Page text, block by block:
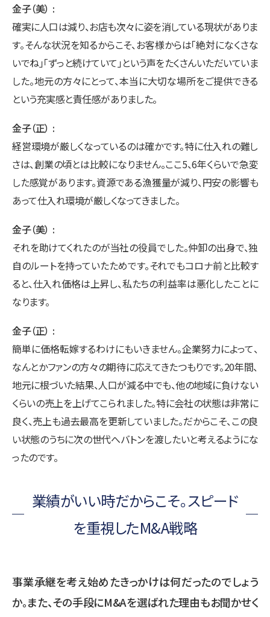
金子（美）
確実に人口は減り、お店も次々に姿を消している現状がありま
す。そんな状況を知るからこそ、お客様からは「絶対になくさな
いでね」「ずっと続けていて」という声をたくさんいただいていま
した。地元の方々にとって、本当に大切な場所をご提供できる
という充実感と責任感がありました。
金子（正）
経営環境が厳しくなっているのは確かです。特に仕入れの難し
さは、創業の頃とは比較になりません。ここ5、6年くらいで急変
した感覚があります。資源である漁獲量が減り、円安の影響も
あって仕入れ環境が厳しくなってきました。
金子（美）
それを助けてくれたのが当社の役員でした。仲卸の出身で、独
自のルートを持っていたためです。それでもコロナ前と比較す
ると、仕入れ価格は上昇し、私たちの利益率は悪化したことに
なります。
金子（正）
簡単に価格転嫁するわけにもいきません。企業努力によって、
なんとかファンの方々の期待に応えてきたつもりです。20年間、
地元に根づいた結果、人口が減る中でも、他の地域に負けない
くらいの売上を上げてこられました。特に会社の状態は非常に
良く、売上も過去最高を更新していました。だからこそ、この良
い状態のうちに次の世代へバトンを渡したいと考えるようにな
ったのです。
業績がいい時だからこそ。スピード
を重視したM&A戦略
事業承継を考え始めたきっかけは何だったのでしょう
か。また、その手段にM&Aを選ばれた理由もお聞かせく